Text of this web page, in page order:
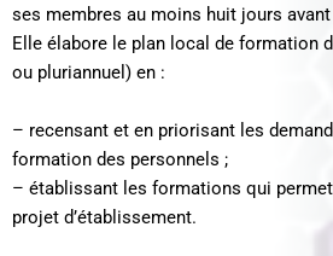
ses membres au moins huit jours
Elle élabore le plan local de formation
ou pluriannuel) en :
– recensant et en priorisant les
formation des personnels ;
– établissant les formations qui
projet d’établissement.